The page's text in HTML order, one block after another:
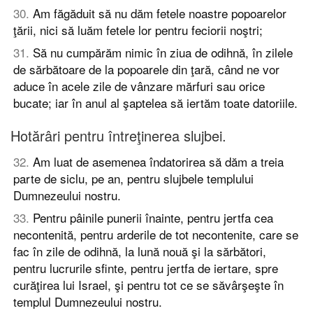
30. Am făgăduit să nu dăm fetele noastre popoarelor
ţării, nici să luăm fetele lor pentru feciorii noştri;
31. Să nu cumpărăm nimic în ziua de odihnă, în zilele
de sărbătoare de la popoarele din ţară, când ne vor
aduce în acele zile de vânzare mărfuri sau orice
bucate; iar în anul al şaptelea să iertăm toate datoriile.
Hotărâri pentru întreţinerea slujbei.
32. Am luat de asemenea îndatorirea să dăm a treia
parte de siclu, pe an, pentru slujbele templului
Dumnezeului nostru.
33. Pentru pâinile punerii înainte, pentru jertfa cea
necontenită, pentru arderile de tot necontenite, care se
fac în zile de odihnă, la lună nouă şi la sărbători,
pentru lucrurile sfinte, pentru jertfa de iertare, spre
curăţirea lui Israel, şi pentru tot ce se săvârşeşte în
templul Dumnezeului nostru.